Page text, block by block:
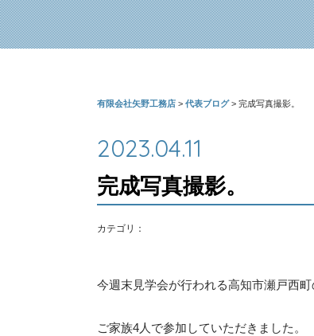
有限会社矢野工務店 > 代表ブログ> 完成写真撮影。
2023.04.11
完成写真撮影。
カテゴリ：
今週末見学会が行われる高知市瀬戸西
ご家族4人で参加していただきました。